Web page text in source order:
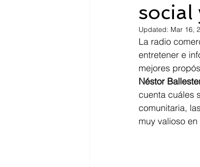
social
Updated: Mar 16,
La radio
entretener e
mejores
Néstor
cuenta cuáles
comunitaria,
muy valioso